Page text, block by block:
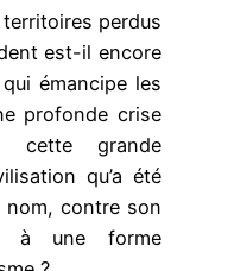
perdus
est-il encore
émancipe les
profonde crise
cette grande
qu’a été
nom, contre son
à une forme